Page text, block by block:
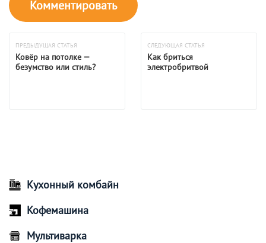
ПРЕДЫДУЩАЯ СТАТЬЯ
Ковёр на потолке —
безумство или стиль?
СЛЕДУЮЩАЯ СТАТЬЯ
Как бриться
электробритвой
Кухонный комбайн
Кофемашина
Мультиварка